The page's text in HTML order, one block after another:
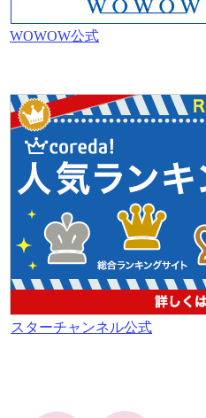
WOWOW公式
スターチャンネル公式